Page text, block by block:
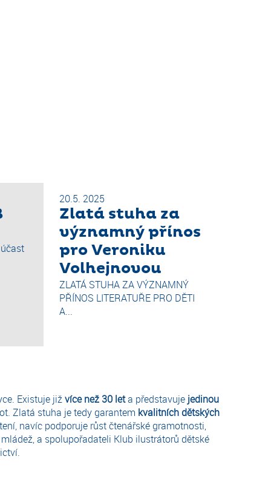
20.5. 2025
Zlatá stuha za
významný přínos
pro Veroniku
Volhejnovou
ZLATÁ STUHA ZA VÝZNAMNÝ
PŘÍNOS LITERATUŘE PRO DĚTI
A...
Existuje jižvíce než 30 leta představuje jedinou
Zlatá stuha je tedy garantem kvalitních dětských
navíc podporuje růst čtenářské gramotnosti,
a spolupořadateli Klub ilustrátorů dětské